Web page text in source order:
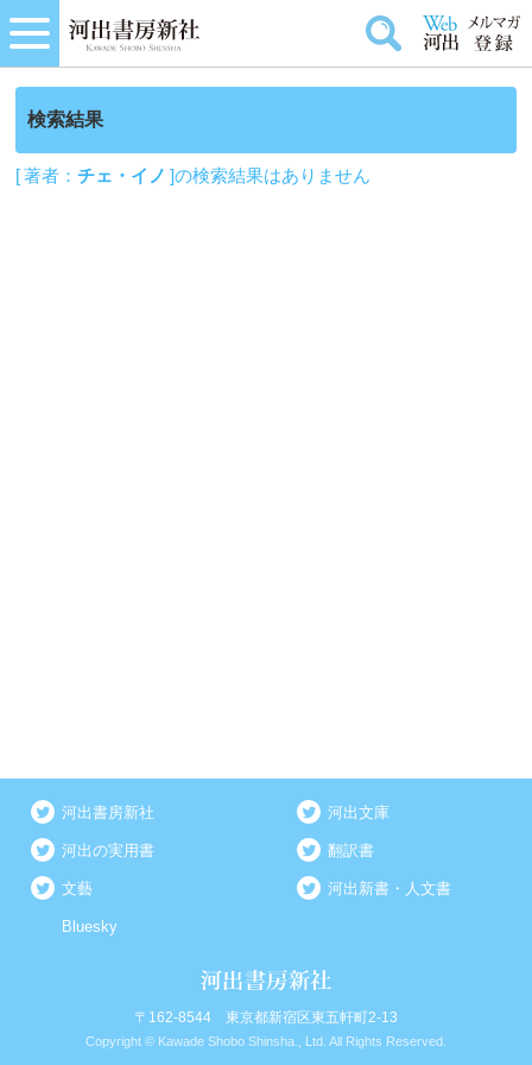
検索結果
[ 著者：チェ・イノ ]の検索結果はありません
河出書房新社 河出文庫
河出の実用書 翻訳書
文藝 河出新書・人文書
Bluesky
〒162-8544 東京都新宿区東五軒町2-13
Copyright © Kawade Shobo Shinsha., Ltd. All Rights Reserved.